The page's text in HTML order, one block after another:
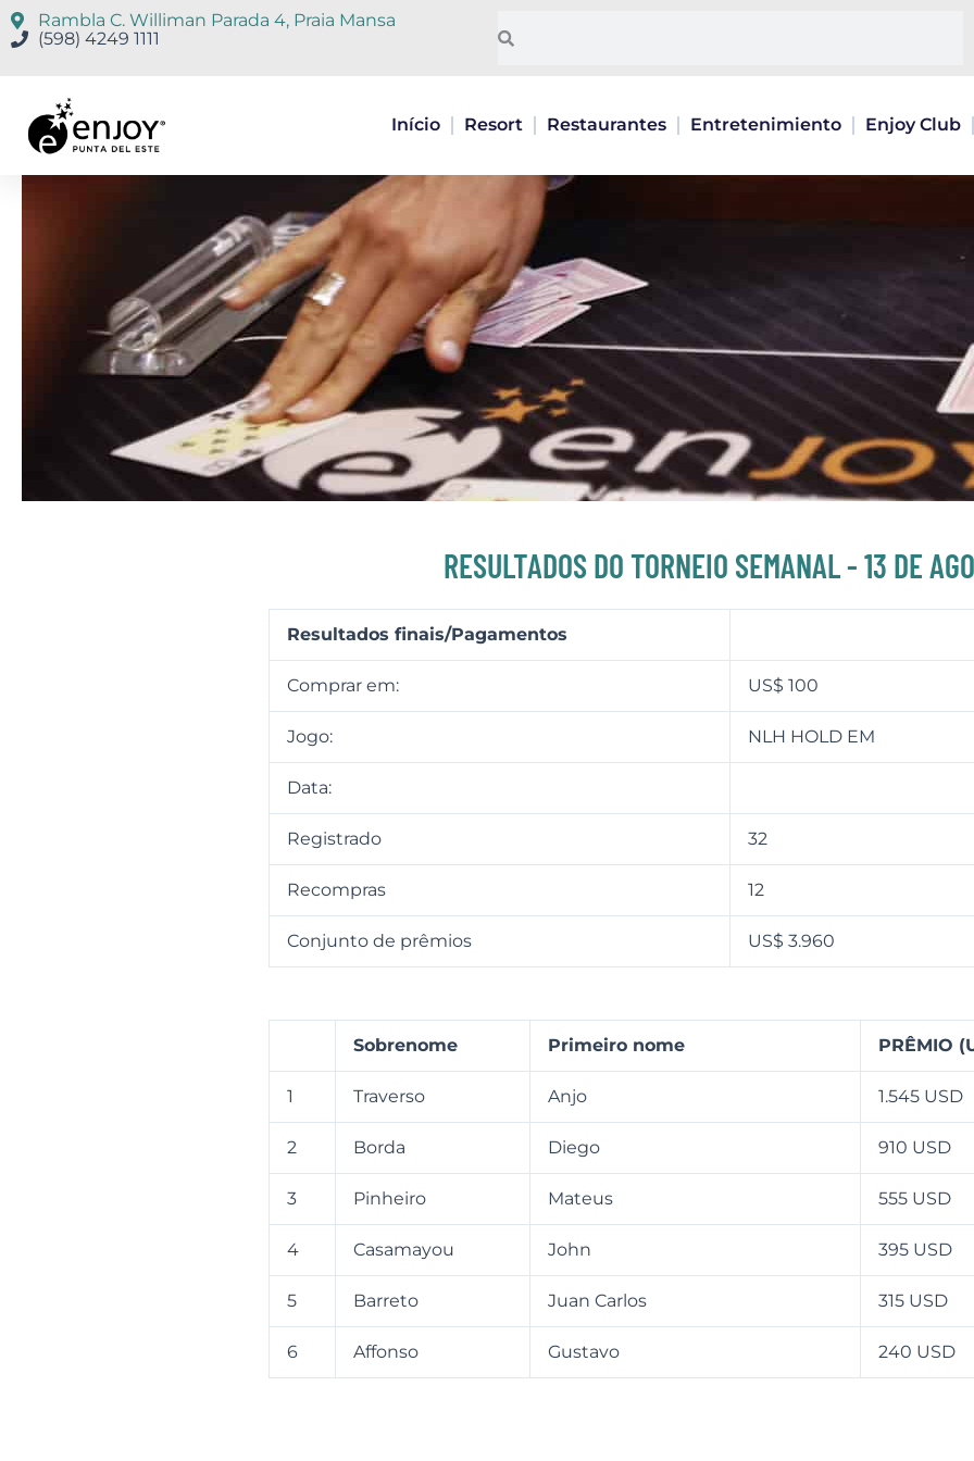
para Rambla C. Williman Parada 4, Praia Mansa
(598) 4249 1111
Início Resort Restaurantes Entretenimiento Enjoy Club
RESULTADOS DO TORNEIO SEMANAL - 13 DE
Resultados finais/Pagamentos
Comprar em: US$ 100
Jogo: NLH HOLD EM
Data:
Registrado 32
Recompras 12
Conjunto de prêmios US$ 3.960
Sobrenome Primeiro nome PRÊMIO
1 Traverso Anjo 1.545 USD
2 Borda Diego 910 USD
3 Pinheiro Mateus 555 USD
4 Casamayou John 395 USD
5 Barreto Juan Carlos 315 USD
6 Affonso Gustavo 240 USD